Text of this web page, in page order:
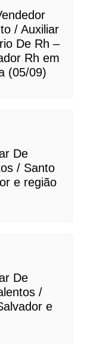
/ Auxiliar
De Rh –
Rh em
(05/09)
De
/ Santo
e região
De
/
e